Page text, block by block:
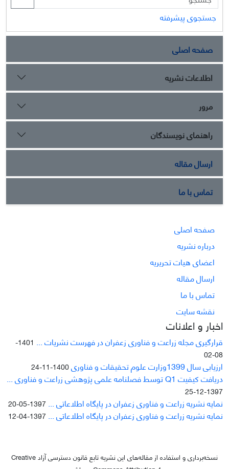
جستجوی پیشرفته
صفحه اصلی
اطلاعات نشریه
مرور
راهنمای نویسندگان
ارسال مقاله
تماس با ما
صفحه اصلی
درباره نشریه
اعضای هیات تحریریه
ارسال مقاله
تماس با ما
نقشه سایت
اخبار و اعلانات
قرارگیری مجله زراعت و فناوری زعفران در فهرست نشریات ...
1401-
08-02
ارزیابی سال 1399وزارت علوم تحقیقات و فناوری 1400-11-24
دریافت کیفیت Q1 توسط فصلنامه علمی پژوهشی زراعت و فناوری ...
1397-12-25
نمایه نشریه زراعت و فناوری زعفران در پایگاه اطلاعاتی ... 1397-05-20
نمایه نشریه زراعت و فناوری زعفران در پایگاه اطلاعاتی ... 1397-04-12
نسخه‌برداری و استفاده از مقاله‌های این نشریه تابع قانون دسترسی آزاد Creative